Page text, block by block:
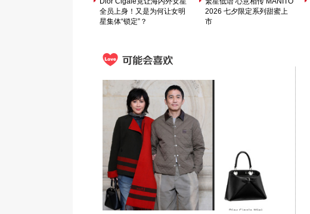
全员上身！又是为何让女明
星集体“锁定”？
2026 七夕限定系列甜蜜上
市